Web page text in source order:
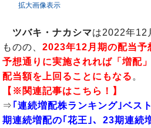
拡大画像表示
ツバキ・ナカシマは2022年12
ものの、2023年12月期の配当予
予想通りに実施されれば「増配
配当額を上回ることにもなる 。
【※関連記事はこちら！】
⇒ ｢連続増配株ランキング｣ベス
期連続増配の｢花王｣、23期連続